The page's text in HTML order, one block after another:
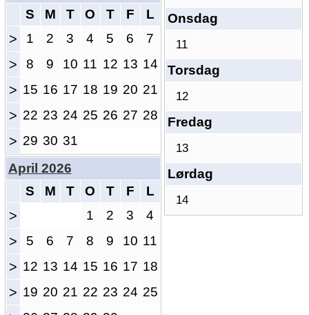
Onsdag
11
Torsdag
12
Fredag
13
Lørdag
14
S
M T O T F L
> 1 2 3 4 5 6 7
> 8 9 10 11 12 13 14
> 15 16 17 18 19 20 21
> 22 23 24 25 26 27 28
> 29 30 31
April 2026
S
M T O T F L
> 1 2 3 4
> 5 6 7 8 9 10 11
> 12 13 14 15 16 17 18
> 19 20 21 22 23 24 25